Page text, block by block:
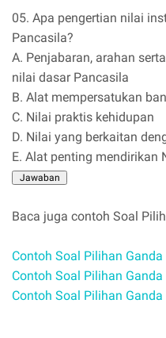
05. Apa pengertian nilai
Pancasila?
A. Penjabaran, arahan
nilai dasar Pancasila
B. Alat mempersatukan
C. Nilai praktis kehidupan
D. Nilai yang berkaitan
E. Alat penting mendirikan
Baca juga contoh Soal
Contoh Soal Pilihan Ganda
Contoh Soal Pilihan Ganda
Contoh Soal Pilihan Ganda